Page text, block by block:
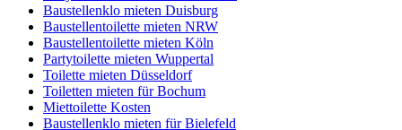
Baustellenklo mieten Duisburg
Baustellentoilette mieten NRW
Baustellentoilette mieten Köln
Partytoilette mieten Wuppertal
Toilette mieten Düsseldorf
Toiletten mieten für Bochum
Miettoilette Kosten
Baustellenklo mieten für Bielefeld